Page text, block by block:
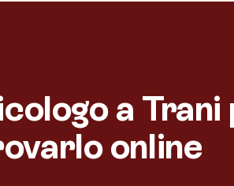
a
online